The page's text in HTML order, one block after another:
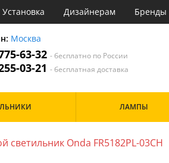
Установка Дизайнерам Бренды
Москва
63-32 - бесплатно по России
03-21 - бесплатная доставка
Кафе
Особенности
ЛАМПЫ
светильник Onda FR5182PL-03CH